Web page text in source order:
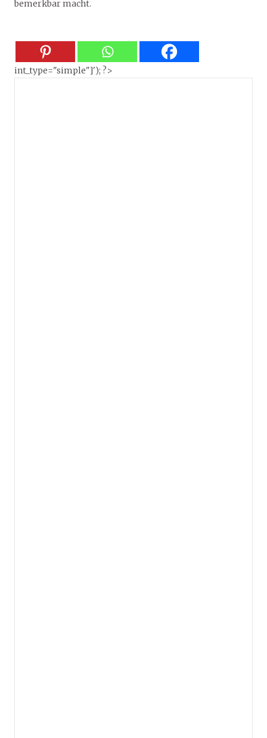
bemerkbar macht.
int_type="simple"]'); ?>